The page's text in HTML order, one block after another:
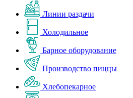
Линии раздачи
Холодильное
Барное оборудование
Производство пиццы
Хлебопекарное